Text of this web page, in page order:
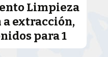
Limpieza
extracción,
para 1